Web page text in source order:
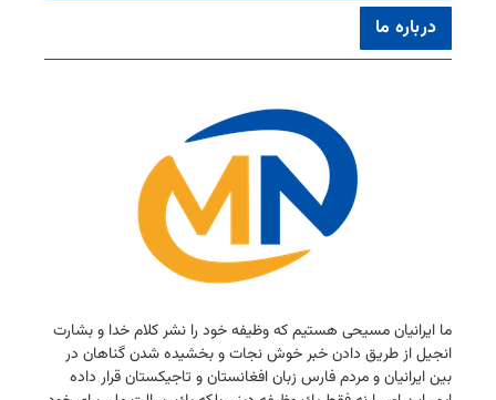
درباره ما
ما ایرانیان مسیحی هستیم كه وظیفه خود را نشر كلام خدا و بشارت
انجیل از طریق دادن خبر خوش نجات و بخشیده شدن گناهان در
بین ایرانیان و مردم فارس زبان افغانستان و تاجیكستان قرار داده